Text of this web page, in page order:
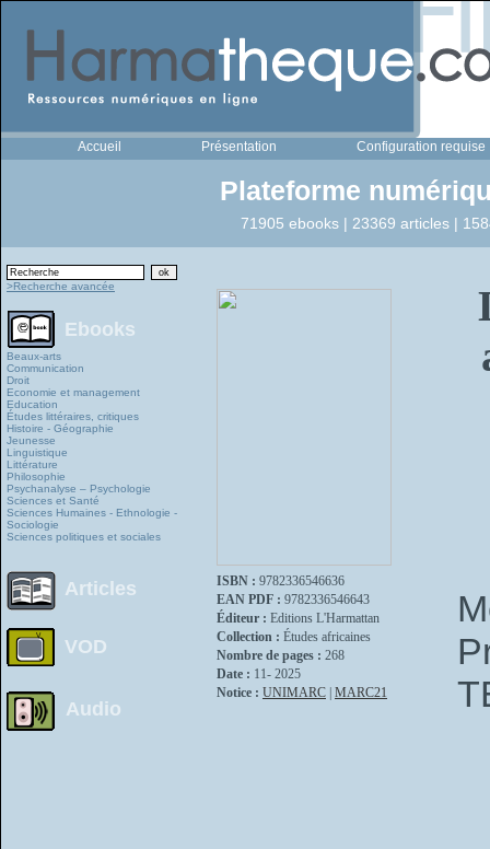
Accueil Présentation Configuration requise
Plateforme
71905 ebooks | 23369 articles |
>Recherche avancée
Ebooks
Beaux-arts
Communication
Droit
Economie et management
Education
Études littéraires, critiques
Histoire - Géographie
Jeunesse
Linguistique
Littérature
Philosophie
Psychanalyse – Psychologie
Sciences et Santé
Sciences Humaines - Ethnologie -
Sociologie
Sciences politiques et sociales
Articles
VOD
Audio
ISBN : 9782336546636
EAN PDF : 9782336546643
Éditeur : Editions L'Harmattan
Collection : Études africaines
Nombre de pages : 268
Date : 11- 2025
Notice : UNIMARC MARC21